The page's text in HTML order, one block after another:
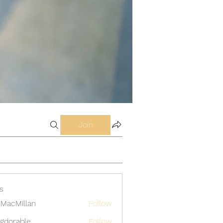
Join
Follow